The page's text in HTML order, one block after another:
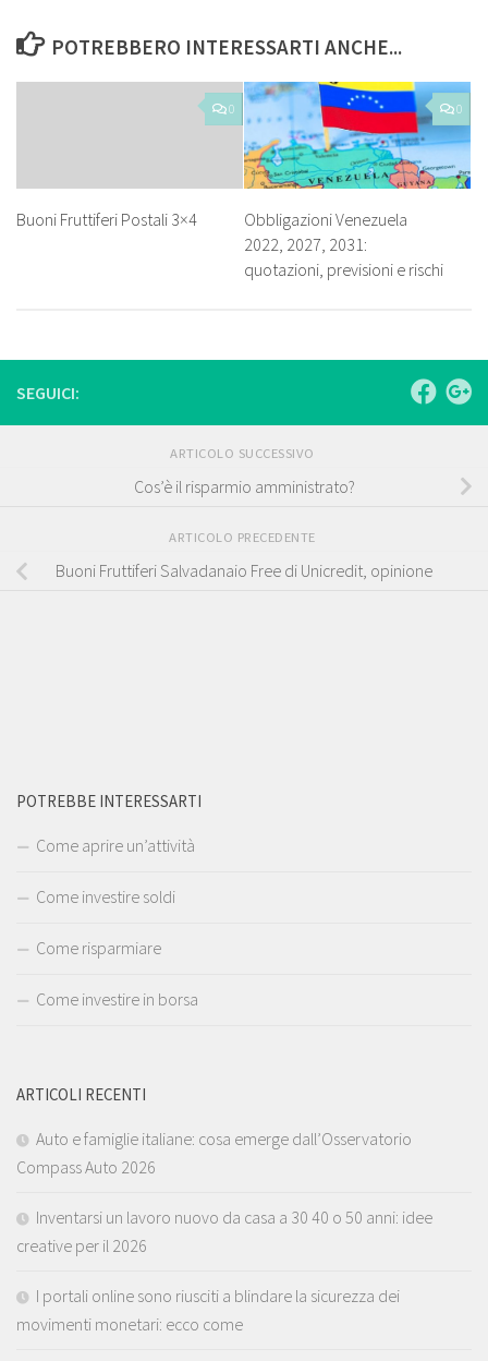
POTREBBERO INTERESSARTI ANCHE...
0
Buoni Fruttiferi Postali 3×4
0
Obbligazioni Venezuela
2022, 2027, 2031:
quotazioni, previsioni e rischi
SEGUICI:
ARTICOLO SUCCESSIVO
Cos’è il risparmio amministrato?
ARTICOLO PRECEDENTE
Buoni Fruttiferi Salvadanaio Free di Unicredit, opinione
POTREBBE INTERESSARTI
Come aprire un’attività
Come investire soldi
Come risparmiare
Come investire in borsa
ARTICOLI RECENTI
Auto e famiglie italiane: cosa emerge dall’Osservatorio
Compass Auto 2026
Inventarsi un lavoro nuovo da casa a 30 40 o 50 anni: idee
creative per il 2026
I portali online sono riusciti a blindare la sicurezza dei
movimenti monetari: ecco come